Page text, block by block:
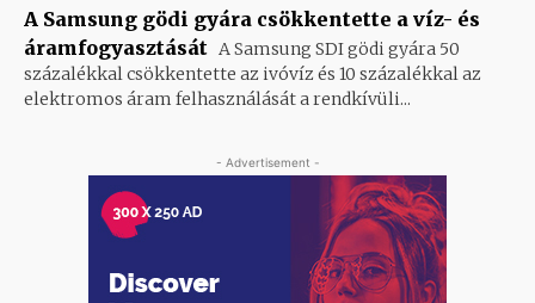
A Samsung gödi gyára csökkentette a víz- és
áramfogyasztását A Samsung SDI gödi gyára 50
százalékkal csökkentette az ivóvíz és 10 százalékkal az
elektromos áram felhasználását a rendkívüli...
- Advertisement -